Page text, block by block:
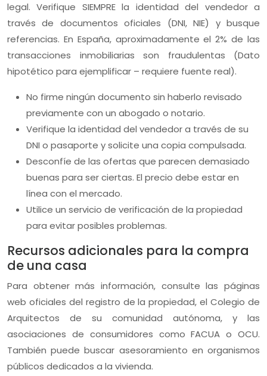
legal. Verifique SIEMPRE la identidad del vendedor a
través de documentos oficiales (DNI, NIE) y busque
referencias. En España, aproximadamente el 2% de las
transacciones inmobiliarias son fraudulentas (Dato
hipotético para ejemplificar – requiere fuente real).
No firme ningún documento sin haberlo revisado
previamente con un abogado o notario.
Verifique la identidad del vendedor a través de su
DNI o pasaporte y solicite una copia compulsada.
Desconfíe de las ofertas que parecen demasiado
buenas para ser ciertas. El precio debe estar en
línea con el mercado.
Utilice un servicio de verificación de la propiedad
para evitar posibles problemas.
Recursos adicionales para la compra
de una casa
Para obtener más información, consulte las páginas
web oficiales del registro de la propiedad, el Colegio de
Arquitectos de su comunidad autónoma, y las
asociaciones de consumidores como FACUA o OCU.
También puede buscar asesoramiento en organismos
públicos dedicados a la vivienda.